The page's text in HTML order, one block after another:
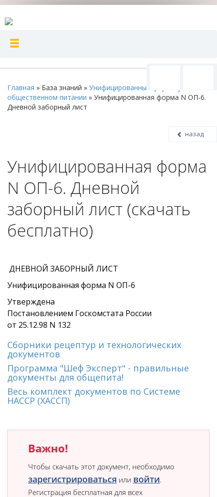
Главная » База знаний » Унифицированные формы учета в
общественном питании » Унифицированная форма N ОП-6.
Дневной заборный лист
назад
Унифицированная форма
N ОП-6. Дневной
заборный лист (скачать
бесплатно)
ДНЕВНОЙ ЗАБОРНЫЙ ЛИСТ
Унифицированная форма N ОП-6
Утверждена
Постановлением Госкомстата России
от 25.12.98 N 132
Сборники рецептур и технологических
документов
Программа "Шеф Эксперт" - правильные
документы для общепита!
Весь комплект документов по Системе
HACCP (ХАССП)
Важно!
Чтобы скачать этот документ, необходимо
зарегистрироваться или войти.
Регистрация бесплатная для всех